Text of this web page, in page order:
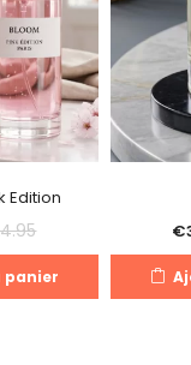
Edition
panier
€